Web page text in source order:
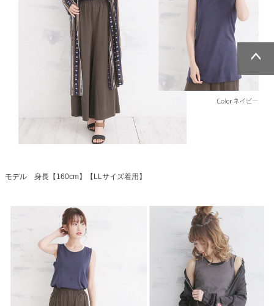
モデル 身長【160cm】【LLサイズ着用】
ページトッ
プへ
ページトッ
プへ